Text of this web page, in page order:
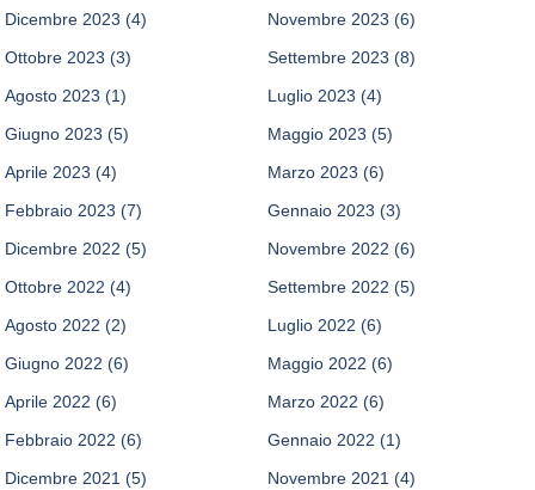
Dicembre 2023 (4) Novembre 2023 (6)
Ottobre 2023 (3) Settembre 2023 (8)
Agosto 2023 (1) Luglio 2023 (4)
Giugno 2023 (5) Maggio 2023 (5)
Aprile 2023 (4) Marzo 2023 (6)
Febbraio 2023 (7) Gennaio 2023 (3)
Dicembre 2022 (5) Novembre 2022 (6)
Ottobre 2022 (4) Settembre 2022 (5)
Agosto 2022 (2) Luglio 2022 (6)
Giugno 2022 (6) Maggio 2022 (6)
Aprile 2022 (6) Marzo 2022 (6)
Febbraio 2022 (6) Gennaio 2022 (1)
Dicembre 2021 (5) Novembre 2021 (4)